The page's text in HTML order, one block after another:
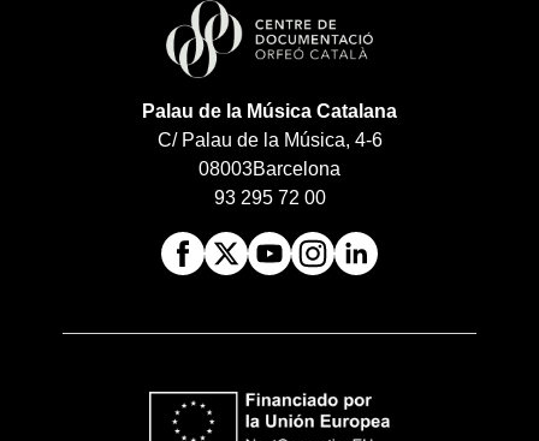
Palau de la Música Catalana
C/ Palau de la Música, 4-6
08003Barcelona
93 295 72 00